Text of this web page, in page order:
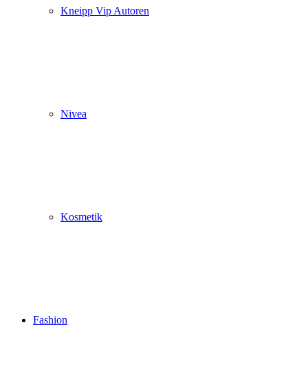
Kneipp Vip Autoren
Nivea
Kosmetik
Fashion